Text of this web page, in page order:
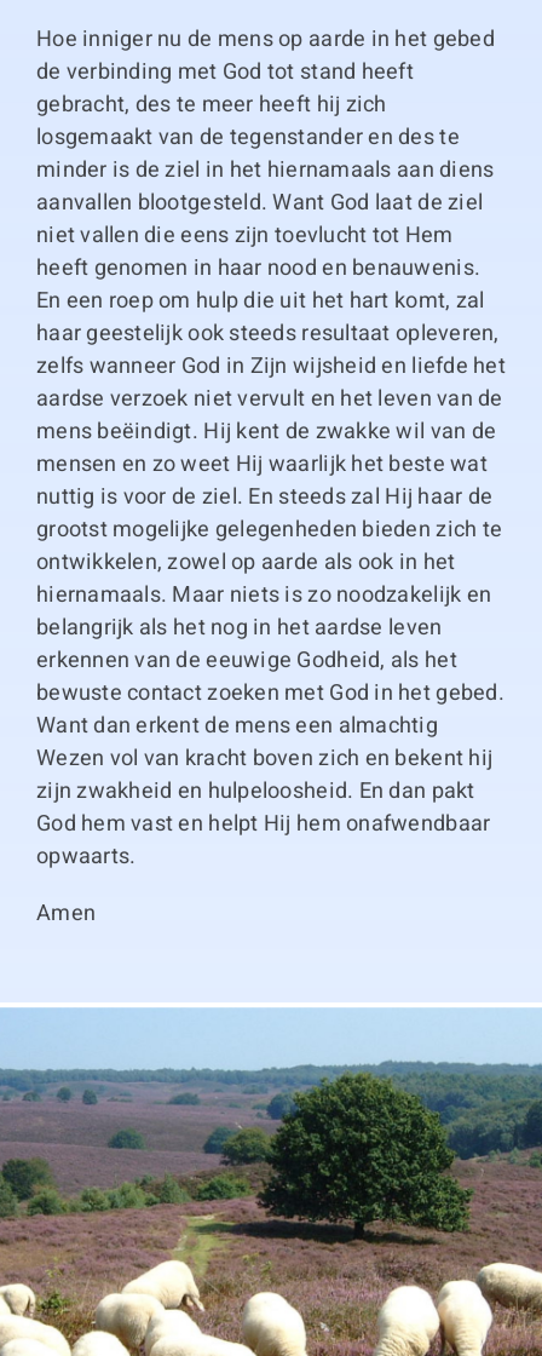
Hoe inniger nu de mens op aarde in het gebed
de verbinding met God tot stand heeft
gebracht, des te meer heeft hij zich
losgemaakt van de tegenstander en des te
minder is de ziel in het hiernamaals aan diens
aanvallen blootgesteld. Want God laat de ziel
niet vallen die eens zijn toevlucht tot Hem
heeft genomen in haar nood en benauwenis.
En een roep om hulp die uit het hart komt, zal
haar geestelijk ook steeds resultaat opleveren,
zelfs wanneer God in Zijn wijsheid en liefde het
aardse verzoek niet vervult en het leven van de
mens beëindigt. Hij kent de zwakke wil van de
mensen en zo weet Hij waarlijk het beste wat
nuttig is voor de ziel. En steeds zal Hij haar de
grootst mogelijke gelegenheden bieden zich te
ontwikkelen, zowel op aarde als ook in het
hiernamaals. Maar niets is zo noodzakelijk en
belangrijk als het nog in het aardse leven
erkennen van de eeuwige Godheid, als het
bewuste contact zoeken met God in het gebed.
Want dan erkent de mens een almachtig
Wezen vol van kracht boven zich en bekent hij
zijn zwakheid en hulpeloosheid. En dan pakt
God hem vast en helpt Hij hem onafwendbaar
opwaarts.
Amen